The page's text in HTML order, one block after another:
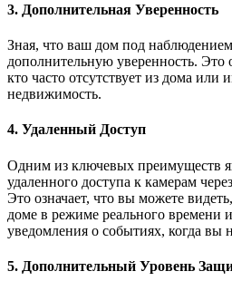
3. Дополнительная Уверенность
Зная, что ваш дом под
дополнительную уверенность. Это
кто часто отсутствует из дома или
недвижимость.
4. Удаленный Доступ
Одним из ключевых преимуществ
удаленного доступа к камерам
Это означает, что вы можете
доме в режиме реального времени
уведомления о событиях, когда вы
5. Дополнительный Уровень